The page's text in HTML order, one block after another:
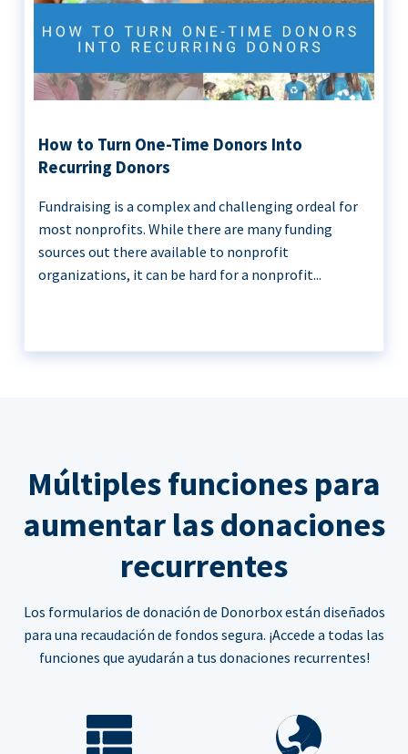
How to Turn One-Time Donors Into
Recurring Donors
Fundraising is a complex and challenging ordeal for
most nonprofits. While there are many funding
sources out there available to nonprofit
organizations, it can be hard for a nonprofit...
Múltiples funciones para
aumentar las donaciones
recurrentes
Los formularios de donación de Donorbox están diseñados
para una recaudación de fondos segura. ¡Accede a todas las
funciones que ayudarán a tus donaciones recurrentes!